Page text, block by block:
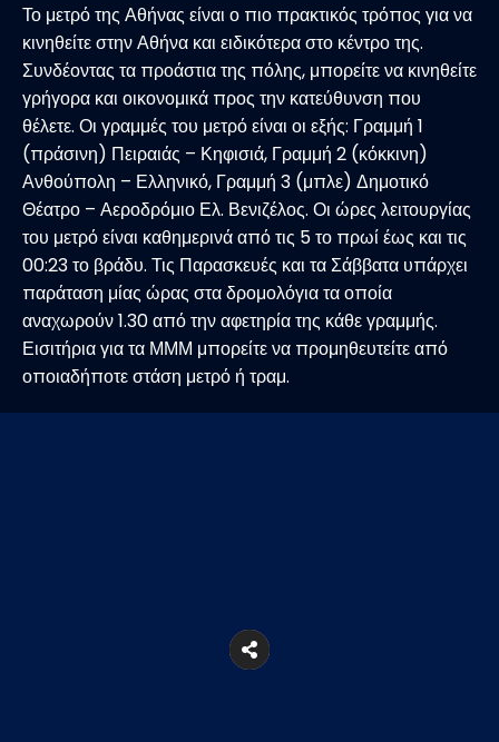
Το μετρό της Αθήνας είναι ο πιο πρακτικός τρόπος για να
κινηθείτε στην Αθήνα και ειδικότερα στο κέντρο της.
Συνδέοντας τα προάστια της πόλης, μπορείτε να κινηθείτε
γρήγορα και οικονομικά προς την κατεύθυνση που
θέλετε. Οι γραμμές του μετρό είναι οι εξής: Γραμμή 1
(πράσινη) Πειραιάς – Κηφισιά, Γραμμή 2 (κόκκινη)
Ανθούπολη – Ελληνικό, Γραμμή 3 (μπλε) Δημοτικό
Θέατρο – Αεροδρόμιο Ελ. Βενιζέλος. Οι ώρες λειτουργίας
του μετρό είναι καθημερινά από τις 5 το πρωί έως και τις
00:23 το βράδυ. Τις Παρασκευές και τα Σάββατα υπάρχει
παράταση μίας ώρας στα δρομολόγια τα οποία
αναχωρούν 1.30 από την αφετηρία της κάθε γραμμής.
Εισιτήρια για τα ΜΜΜ μπορείτε να προμηθευτείτε από
οποιαδήποτε στάση μετρό ή τραμ.